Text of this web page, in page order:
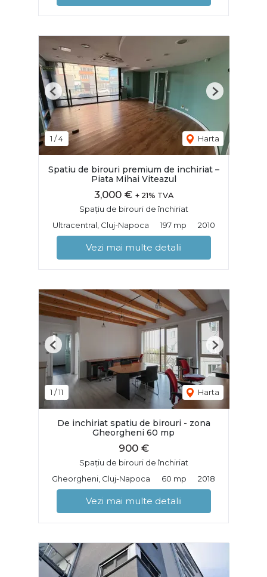
1 /4 Harta
Previous Next
Spatiu de birouri premium de inchiriat –
Piata Mihai Viteazul
3,000 € + 21% TVA
Spațiu de birouri de închiriat
Ultracentral, Cluj-Napoca
197 mp 2010
Vezi mai multe detalii
1 /11 Harta
Previous Next
De inchiriat spatiu de birouri - zona
Gheorgheni 60 mp
900 €
Spațiu de birouri de închiriat
Gheorgheni, Cluj-Napoca
60 mp 2018
Vezi mai multe detalii